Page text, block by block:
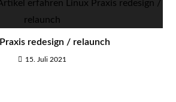
redesign / relaunch
15. Juli 2021